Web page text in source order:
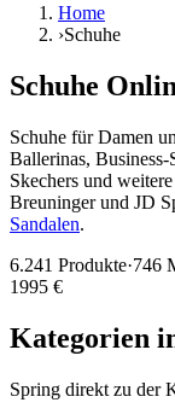
Home
›Schuhe
Schuhe
Schuhe für Damen
Ballerinas,
Skechers und
Breuninger und JD
Sandalen.
6.241 Produkte·746
1995 €
Kategorien
Spring direkt zu der